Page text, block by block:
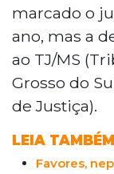
marcado o
ano, mas a
ao TJ/MS
Grosso do
de Justiça).
LEIA TAMBÉM
Favores,